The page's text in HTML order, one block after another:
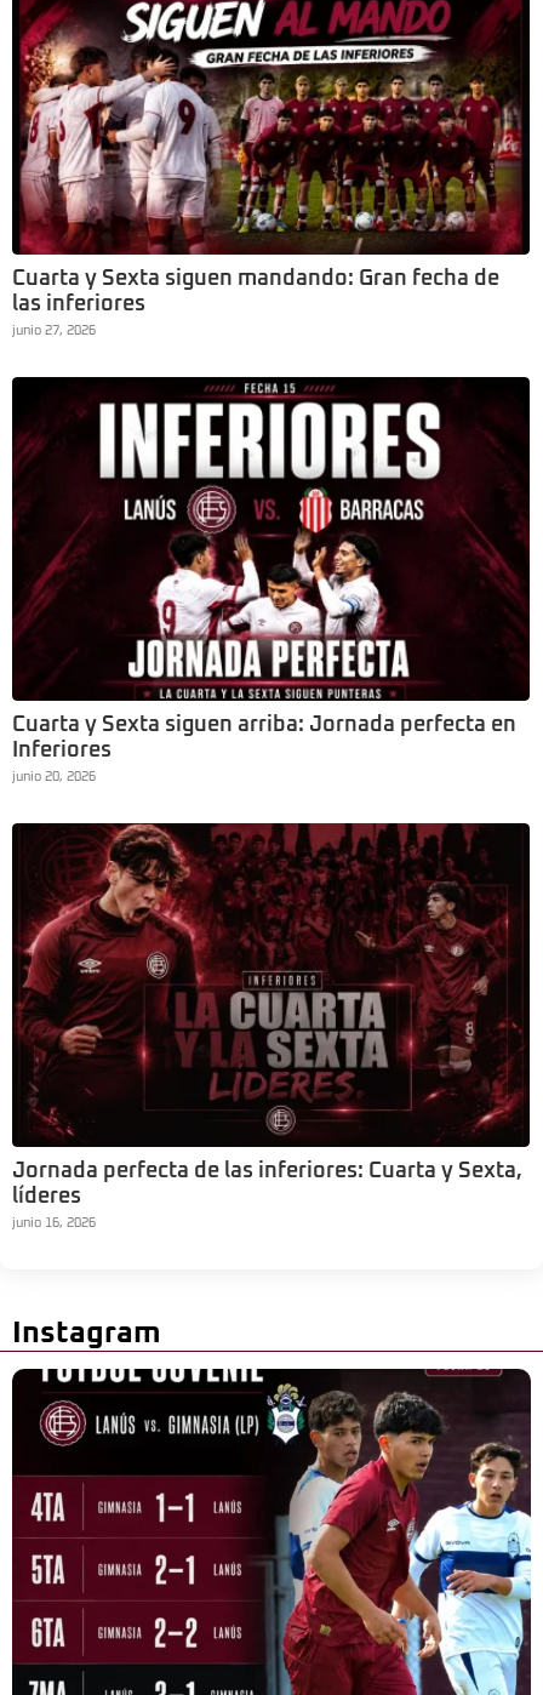
Cuarta y Sexta siguen mandando: Gran fecha de
las inferiores
junio 27, 2026
Cuarta y Sexta siguen arriba: Jornada perfecta en
Inferiores
junio 20, 2026
Jornada perfecta de las inferiores: Cuarta y Sexta,
líderes
junio 16, 2026
Instagram